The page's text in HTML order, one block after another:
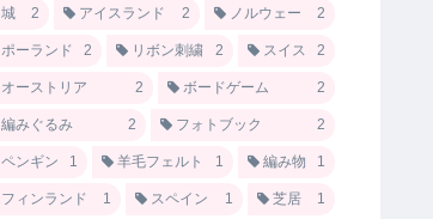
城 2 アイスランド 2 ノルウェー 2
ポーランド 2 リボン刺繍 2 スイス 2
オーストリア 2 ボードゲーム 2
編みぐるみ 2 フォトブック 2
ペンギン 1 羊毛フェルト 1 編み物 1
フィンランド 1 スペイン 1 芝居 1